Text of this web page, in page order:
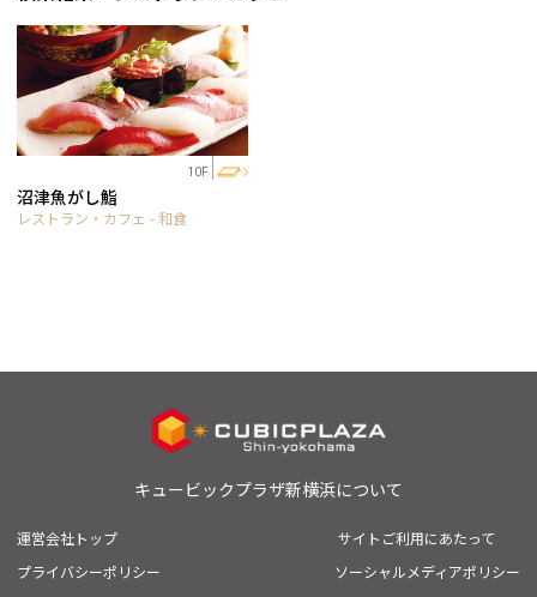
10F
沼津魚がし鮨
レストラン・カフェ - 和食
キュービックプラザ新横浜について
運営会社トップ
サイトご利用にあたって
プライバシーポリシー
ソーシャルメディアポリシー